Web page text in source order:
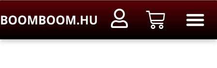
a
Kosár
Sorted
by
popularity